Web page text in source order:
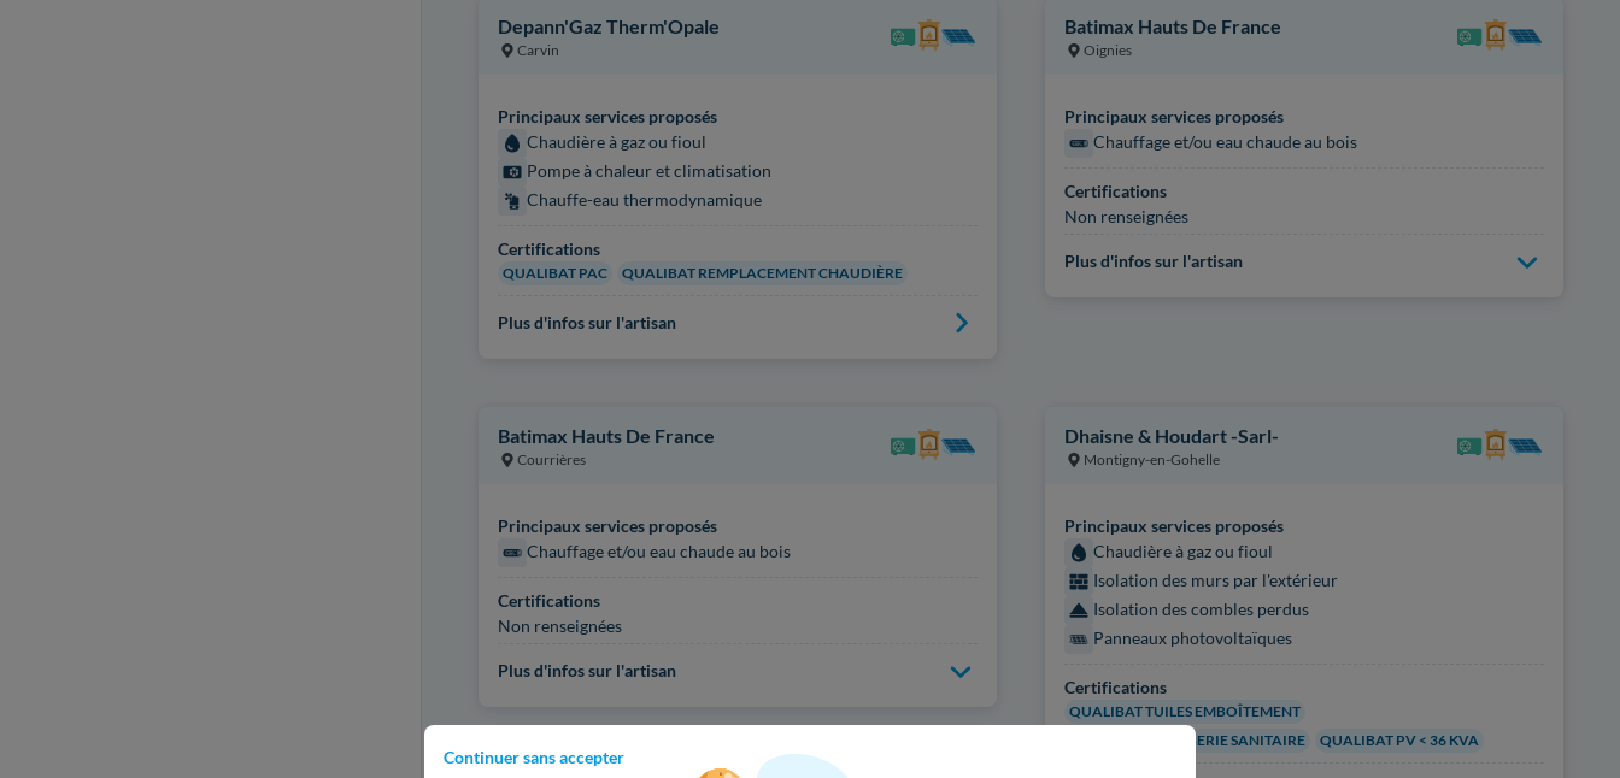
Continuer sans accepter
Depann'Gaz Therm'Opale
Carvin
Principaux services proposés
Chaudière à gaz ou fioul
Pompe à chaleur et climatisation
Chauffe-eau thermodynamique
Certifications
QUALIBAT PAC QUALIBAT REMPLACEMENT CHAUDIÈRE
Plus d'infos sur l'artisan
Batimax Hauts De France
Oignies
Principaux services proposés
Chauffage et/ou eau chaude au bois
Certifications
Non renseignées
Plus d'infos sur l'artisan
Batimax Hauts De France
Courrières
Principaux services proposés
Chauffage et/ou eau chaude au bois
Certifications
Non renseignées
Plus d'infos sur l'artisan
Dhaisne & Houdart -Sarl-
Montigny-en-Gohelle
Principaux services proposés
Chaudière à gaz ou fioul
Isolation des murs par l'extérieur
Isolation des combles perdus
Panneaux photovoltaïques
Certifications
QUALIBAT TUILES EMBOÎTEMENT
QUALIBAT PLOMBERIE SANITAIRE
QUALIBAT PV < 36 KVA